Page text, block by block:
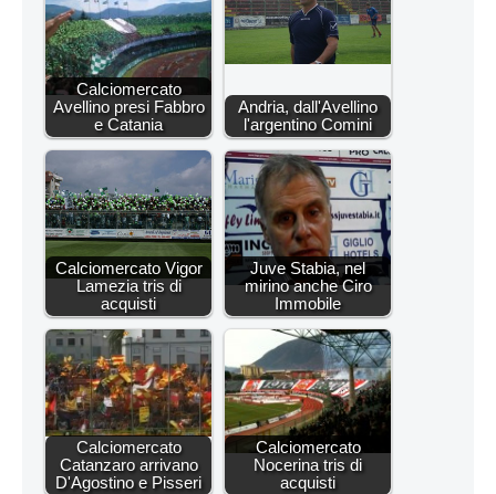
Calciomercato
Avellino presi Fabbro
e Catania
Andria, dall'Avellino
l'argentino Comini
Calciomercato Vigor
Lamezia tris di
acquisti
Juve Stabia, nel
mirino anche Ciro
Immobile
Calciomercato
Catanzaro arrivano
D'Agostino e Pisseri
Calciomercato
Nocerina tris di
acquisti